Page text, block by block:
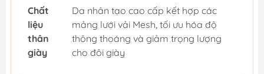
Chất
liệu
thân
giày
Da nhân tạo cao cấp kết hợp các
mảng lưới vải Mesh, tối ưu hóa độ
thông thoáng và giảm trọng lượng
cho đôi giày